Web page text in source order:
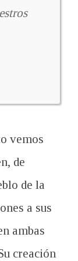
vemos
de
de la
a sus
ambas
creación